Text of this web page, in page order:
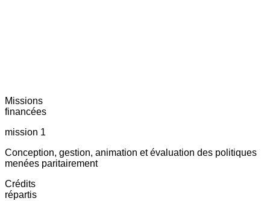
Missions
financées
mission 1
Conception, gestion, animation et évaluation des politiques
menées paritairement
Crédits
répartis